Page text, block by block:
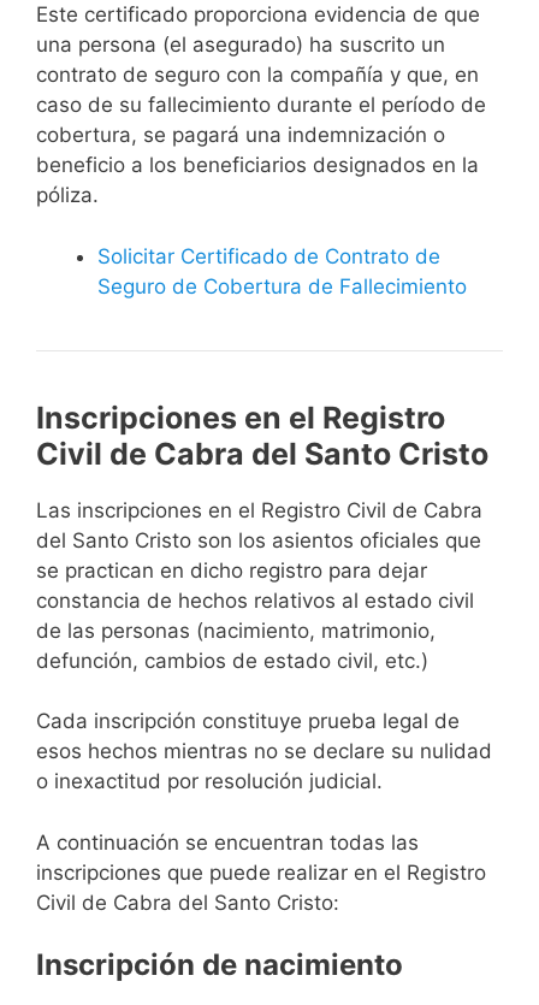
Este certificado proporciona evidencia de que
una persona (el asegurado) ha suscrito un
contrato de seguro con la compañía y que, en
caso de su fallecimiento durante el período de
cobertura, se pagará una indemnización o
beneficio a los beneficiarios designados en la
póliza.
Solicitar Certificado de Contrato de
Seguro de Cobertura de Fallecimiento
Inscripciones en el Registro
Civil de Cabra del Santo Cristo
Las inscripciones en el Registro Civil de Cabra
del Santo Cristo son los asientos oficiales que
se practican en dicho registro para dejar
constancia de hechos relativos al estado civil
de las personas (nacimiento, matrimonio,
defunción, cambios de estado civil, etc.)
Cada inscripción constituye prueba legal de
esos hechos mientras no se declare su nulidad
o inexactitud por resolución judicial.
A continuación se encuentran todas las
inscripciones que puede realizar en el Registro
Civil de Cabra del Santo Cristo:
Inscripción de nacimiento